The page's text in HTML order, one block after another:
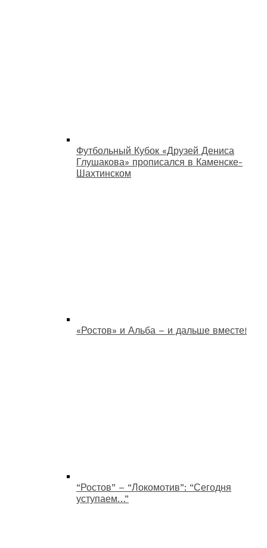
Футбольный Кубок «Друзей Дениса
Глушакова» прописался в Каменске-
Шахтинском
«Ростов» и Альба – и дальше вместе!
“Ростов” – “Локомотив”: “Сегодня
уступаем…”